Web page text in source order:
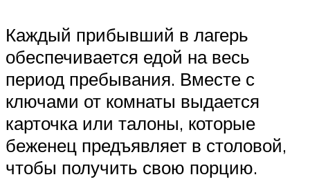
Каждый прибывший в лагерь
обеспечивается едой на весь
период пребывания. Вместе с
ключами от комнаты выдается
карточка или талоны, которые
беженец предъявляет в столовой,
чтобы получить свою порцию.